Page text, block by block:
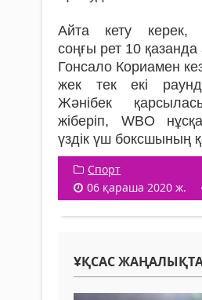
Айта кету керек,
соңғы рет 10
Гонсало Кориамен
жек тек екі
Жәнібек
жіберіп, WBO
үздік үш боксшының
Спорт
06 қараша 2020 ж.
ҰҚСАС